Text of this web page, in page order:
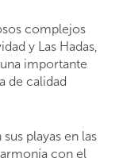
complejos
y Las Hadas,
importante
de calidad
playas en las
con el